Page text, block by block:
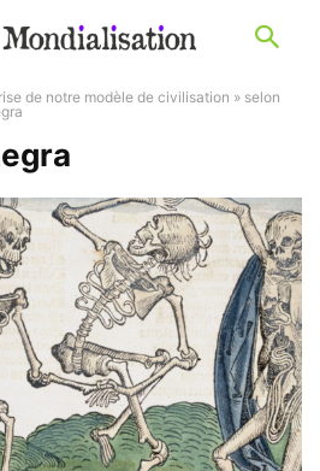
de notre modèle de civilisation » selon